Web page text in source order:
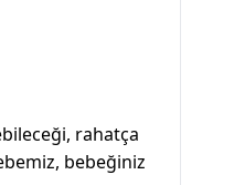
rahatça
bebeğiniz